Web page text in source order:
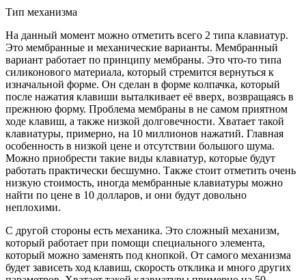
Тип механизма
На данный момент можно отметить всего 2 типа клавиатур.
Это мембранные и механические варианты. Мембранный
вариант работает по принципу мембраны. Это что-то типа
силиконового материала, который стремится вернуться к
изначальной форме. Он сделан в форме колпачка, который
после нажатия клавиши выталкивает её вверх, возвращаясь в
прежнюю форму. Проблема мембраны в не самом приятном
ходе клавиш, а также низкой долговечности. Хватает такой
клавиатуры, примерно, на 10 миллионов нажатий. Главная
особенность в низкой цене и отсутствии большого шума.
Можно приобрести такие виды клавиатур, которые будут
работать практически бесшумно. Также стоит отметить очень
низкую стоимость, иногда мембранные клавиатуры можно
найти по цене в 10 долларов, и они будут довольно
неплохими.
С другой стороны есть механика. Это сложный механизм,
который работает при помощи специального элемента,
который можно заменять под кнопкой. От самого механизма
будет зависеть ход клавиш, скорость отклика и много других